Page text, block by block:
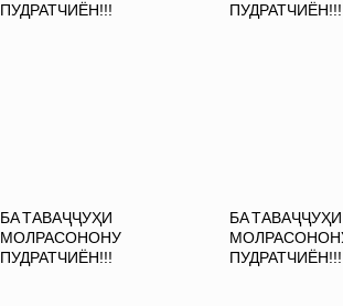
ПУДРАТЧИЁН!!!
ПУДРАТЧИЁН!!!
БА ТАВАҶҶУҲИ
МОЛРАСОНОНУ
ПУДРАТЧИЁН!!!
БА ТАВАҶҶУҲИ
ПУДРАТЧИЁН!!!